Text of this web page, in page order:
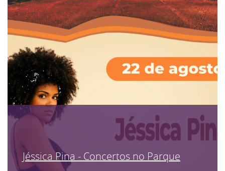
Jéssica Pina - Concertos no Parque